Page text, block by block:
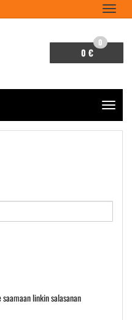
0 €
0
linkin salasanan